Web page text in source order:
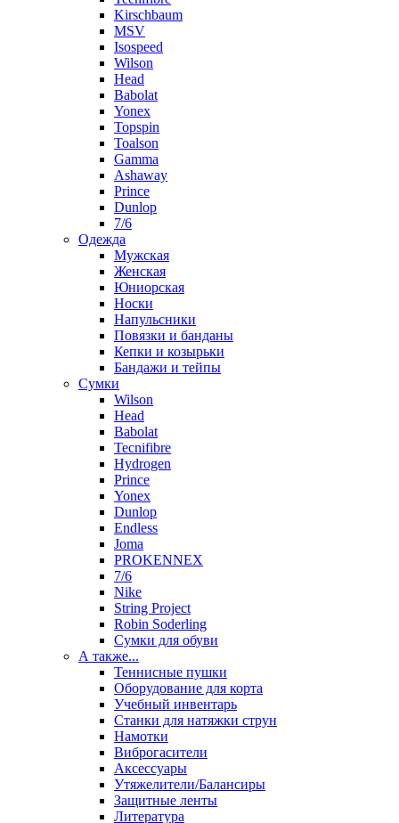
Kirschbaum
MSV
Isospeed
Wilson
Head
Babolat
Yonex
Topspin
Toalson
Gamma
Ashaway
Prince
Dunlop
7/6
Одежда
Мужская
Женская
Юниорская
Носки
Напульсники
Повязки и банданы
Кепки и козырьки
Бандажи и тейпы
Сумки
Wilson
Head
Babolat
Tecnifibre
Hydrogen
Prince
Yonex
Dunlop
Endless
Joma
PROKENNEX
7/6
Nike
String Project
Robin Soderling
Сумки для обуви
А также...
Теннисные пушки
Оборудование для корта
Учебный инвентарь
Станки для натяжки струн
Намотки
Виброгасители
Аксессуары
Утяжелители/Балансиры
Защитные ленты
Литература